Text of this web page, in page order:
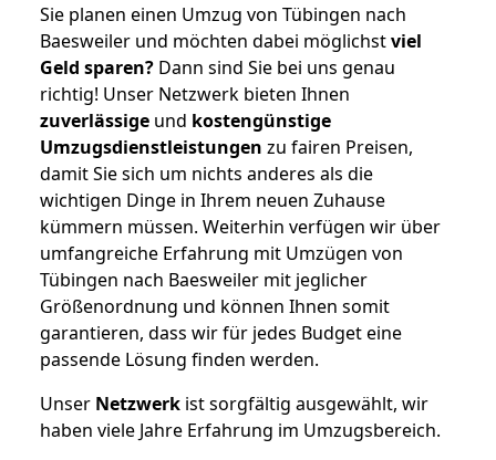
Sie planen einen Umzug von Tübingen nach
Baesweiler und möchten dabei möglichstviel
Geld sparen? Dann sind Sie bei uns genau
richtig! Unser Netzwerk bieten Ihnen
zuverlässige und kostengünstige
Umzugsdienstleistungen zu fairen Preisen,
damit Sie sich um nichts anderes als die
wichtigen Dinge in Ihrem neuen Zuhause
kümmern müssen. Weiterhin verfügen wir über
umfangreiche Erfahrung mit Umzügen von
Tübingen nach Baesweiler mit jeglicher
Größenordnung und können Ihnen somit
garantieren, dass wir für jedes Budget eine
passende Lösung finden werden.
Unser Netzwerk ist sorgfältig ausgewählt, wir
haben viele Jahre Erfahrung im Umzugsbereich.